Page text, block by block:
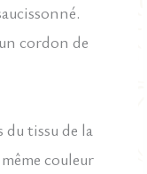
cordon de
du tissu de la
couleur